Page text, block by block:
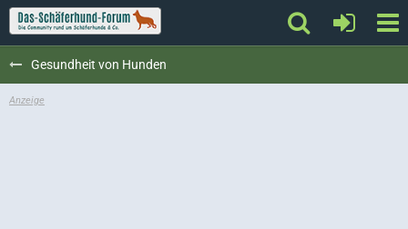
Gesundheit von Hunden